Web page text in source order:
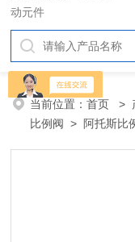
动元件
当前位置：首页 >
比例阀 > 阿托斯比